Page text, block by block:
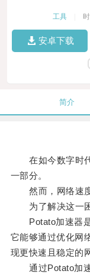
工具
安卓下载
简介
在如今数字时代
一部分。
然而，网络速度
为了解决这一困
Potato加速器是
它能够通过优化网
现更快速且稳定的
通过Potato加速